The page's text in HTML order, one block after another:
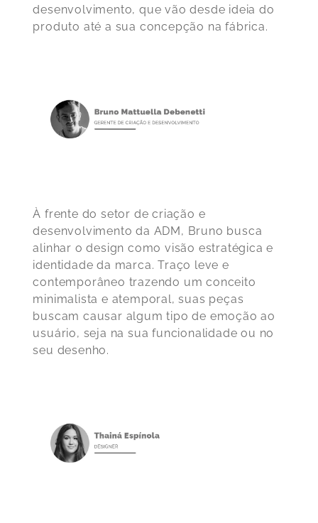
desenvolvimento, que vão desde ideia do
produto até a sua concepção na fábrica.
À frente do setor de criação e
desenvolvimento da ADM, Bruno busca
alinhar o design como visão estratégica e
identidade da marca. Traço leve e
contemporâneo trazendo um conceito
minimalista e atemporal, suas peças
buscam causar algum tipo de emoção ao
usuário, seja na sua funcionalidade ou no
seu desenho.